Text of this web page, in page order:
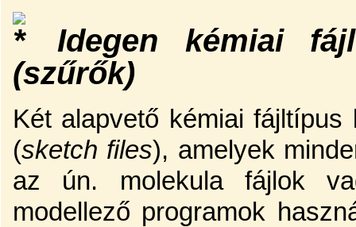
Idegen kémiai
(szűrők)
Két alapvető kémiai
(sketch files), amelyek
az ún. molekula fájlok
modellező programok